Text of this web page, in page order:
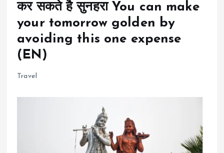
कर सकते है सुनहरा You can make
your tomorrow golden by
avoiding this one expense
(EN)
Travel